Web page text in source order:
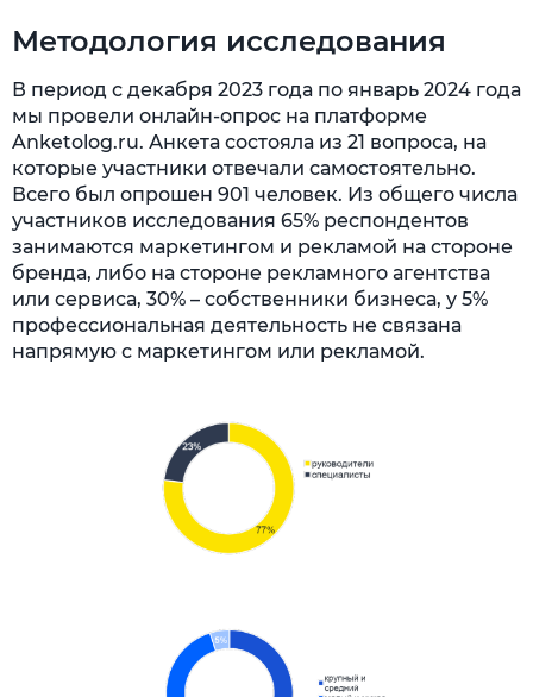
Методология исследования
В период с декабря 2023 года по январь 2024 года
мы провели онлайн-опрос на платформе
Anketolog.ru. Анкета состояла из 21 вопроса, на
которые участники отвечали самостоятельно.
Всего был опрошен 901 человек. Из общего числа
участников исследования 65% респондентов
занимаются маркетингом и рекламой на стороне
бренда, либо на стороне рекламного агентства
или сервиса, 30% – собственники бизнеса, у 5%
профессиональная деятельность не связана
напрямую с маркетингом или рекламой.